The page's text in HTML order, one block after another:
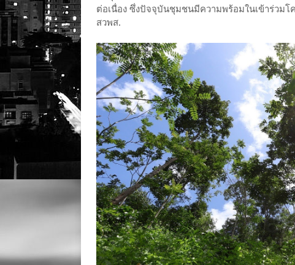
ต่อเนื่อง ซึ่งปัจจุบันชุมชนมีความพร้อมในเข้าร่วมโ
สวพส.